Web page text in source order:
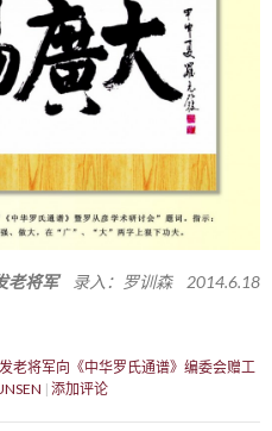
老将军录入：罗训森 2014.6.18
老将军向《中华罗氏通谱》编委会赠工
添加评论